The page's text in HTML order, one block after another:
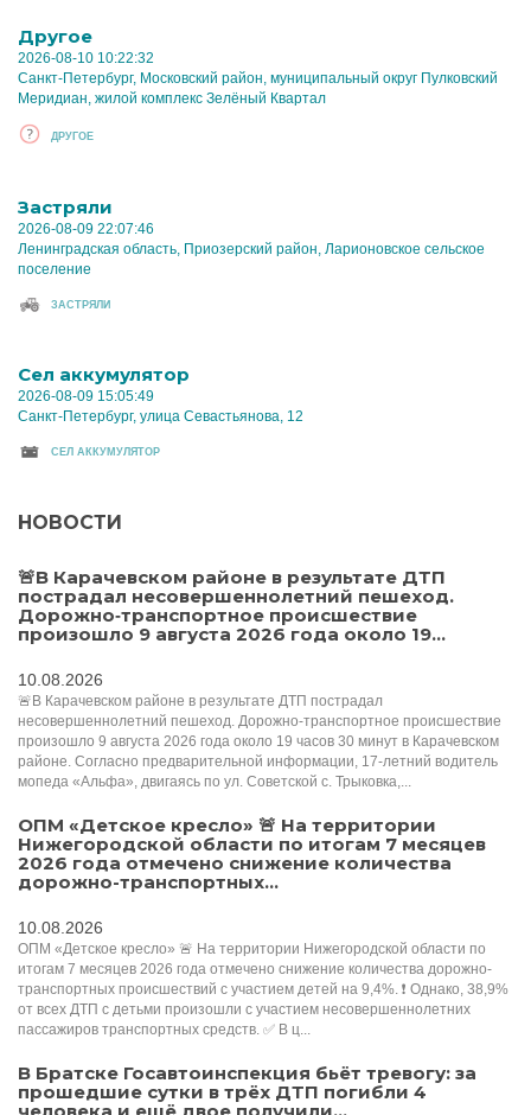
Другое
2026-08-10 10:22:32
Санкт-Петербург, Московский район, муниципальный округ Пулковский
Меридиан, жилой комплекс Зелёный Квартал
ДРУГОЕ
Застряли
2026-08-09 22:07:46
Ленинградская область, Приозерский район, Ларионовское сельское
поселение
ЗАСТРЯЛИ
Cел аккумулятор
2026-08-09 15:05:49
Санкт-Петербург, улица Севастьянова, 12
CЕЛ АККУМУЛЯТОР
НОВОСТИ
🚨В Карачевском районе в результате ДТП
пострадал несовершеннолетний пешеход.
Дорожно‑транспортное происшествие
произошло 9 августа 2026 года около 19...
10.08.2026
🚨В Карачевском районе в результате ДТП пострадал
несовершеннолетний пешеход. Дорожно‑транспортное происшествие
произошло 9 августа 2026 года около 19 часов 30 минут в Карачевском
районе. Согласно предварительной информации, 17‑летний водитель
мопеда «Альфа», двигаясь по ул. Советской с. Трыковка,...
ОПМ «Детское кресло» 🚨 На территории
Нижегородской области по итогам 7 месяцев
2026 года отмечено снижение количества
дорожно-транспортных...
10.08.2026
ОПМ «Детское кресло» 🚨 На территории Нижегородской области по
итогам 7 месяцев 2026 года отмечено снижение количества дорожно-
транспортных происшествий с участием детей на 9,4%. ❗️ Однако, 38,9%
от всех ДТП с детьми произошли с участием несовершеннолетних
пассажиров транспортных средств. ✅ В ц...
В Братске Госавтоинспекция бьёт тревогу: за
прошедшие сутки в трёх ДТП погибли 4